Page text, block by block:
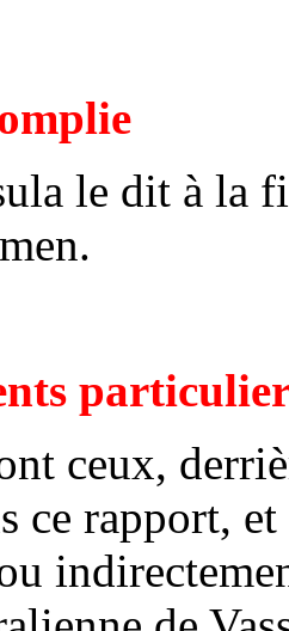
le dit à la
ceux,
ce rapport,